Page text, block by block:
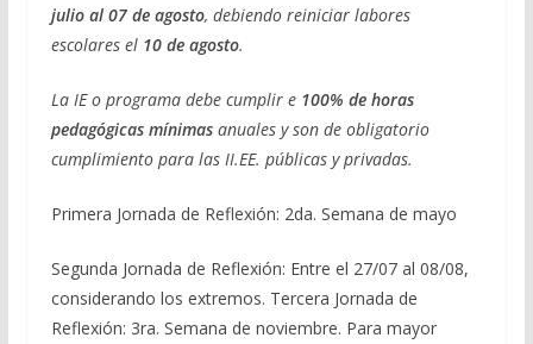
julio al 07 de agosto, debiendo reiniciar labores
escolares el 10 de agosto.
La IE o programa debe cumplir e 100% de horas
pedagógicas mínimas anuales y son de obligatorio
cumplimiento para las II.EE. públicas y privadas.
Primera Jornada de Reflexión: 2da. Semana de mayo
Segunda Jornada de Reflexión: Entre el 27/07 al 08/08,
considerando los extremos. Tercera Jornada de
Reflexión: 3ra. Semana de noviembre. Para mayor